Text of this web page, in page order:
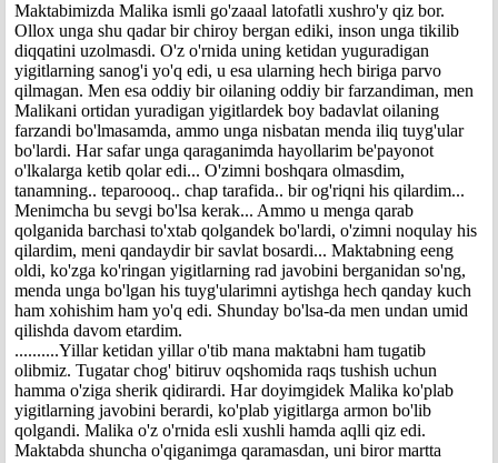
Maktabimizda Malika ismli go'zaaal latofatli xushro'y qiz bor.
Ollox unga shu qadar bir chiroy bergan ediki, inson unga tikilib
diqqatini uzolmasdi. O'z o'rnida uning ketidan yuguradigan
yigitlarning sanog'i yo'q edi, u esa ularning hech biriga parvo
qilmagan. Men esa oddiy bir oilaning oddiy bir farzandiman, men
Malikani ortidan yuradigan yigitlardek boy badavlat oilaning
farzandi bo'lmasamda, ammo unga nisbatan menda iliq tuyg'ular
bo'lardi. Har safar unga qaraganimda hayollarim be'payonot
o'lkalarga ketib qolar edi... O'zimni boshqara olmasdim,
tanamning.. teparoooq.. chap tarafida.. bir og'riqni his qilardim...
Menimcha bu sevgi bo'lsa kerak... Ammo u menga qarab
qolganida barchasi to'xtab qolgandek bo'lardi, o'zimni noqulay his
qilardim, meni qandaydir bir savlat bosardi... Maktabning eeng
oldi, ko'zga ko'ringan yigitlarning rad javobini berganidan so'ng,
menda unga bo'lgan his tuyg'ularimni aytishga hech qanday kuch
ham xohishim ham yo'q edi. Shunday bo'lsa-da men undan umid
qilishda davom etardim.
..........Yillar ketidan yillar o'tib mana maktabni ham tugatib
olibmiz. Tugatar chog' bitiruv oqshomida raqs tushish uchun
hamma o'ziga sherik qidirardi. Har doyimgidek Malika ko'plab
yigitlarning javobini berardi, ko'plab yigitlarga armon bo'lib
qolgandi. Malika o'z o'rnida esli xushli hamda aqlli qiz edi.
Maktabda shuncha o'qiganimga qaramasdan, uni biror martta